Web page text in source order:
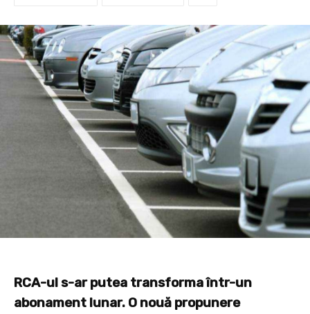
RCA-ul s-ar putea transforma într-un
abonament lunar. O nouă propunere